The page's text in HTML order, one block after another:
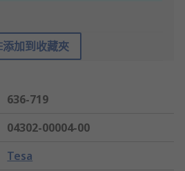
添加到收藏夾
636-719
04302-00004-00
Tesa